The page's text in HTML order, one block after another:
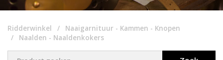
Ridderwinkel
Naaigarnituur - Kammen - Knopen
Naalden - Naaldenkokers